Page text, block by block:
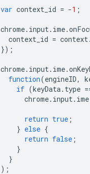
var context_id = -1 ;
chrome. input. ime.
context_id = context.
});
chrome. input. ime.
function(engineID,
if (keyData. type
chrome. input. ime
return true ;
} else {
return false ;
}
}
);